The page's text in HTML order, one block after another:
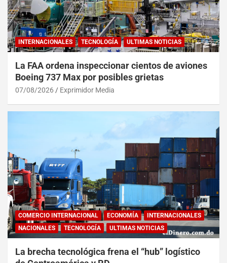
INTERNACIONALES TECNOLOGÍA ULTIMAS NOTICIAS
La FAA ordena inspeccionar cientos de aviones
Boeing 737 Max por posibles grietas
07/08/2026 Exprimidor Media
COMERCIO INTERNACIONAL ECONOMÍA
INTERNACIONALES
NACIONALES
TECNOLOGÍA ULTIMAS NOTICIAS
La brecha tecnológica frena el “hub” logístico